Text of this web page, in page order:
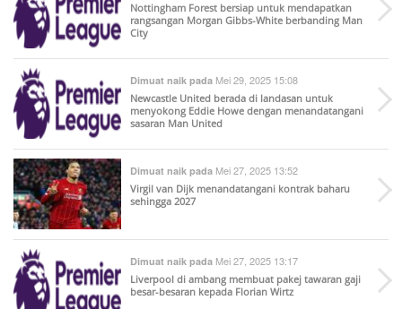
Nottingham Forest bersiap untuk mendapatkan
rangsangan Morgan Gibbs-White berbanding Man
City
Dimuat naik pada Mei 29, 2025 15:08
Newcastle United berada di landasan untuk
menyokong Eddie Howe dengan menandatangani
sasaran Man United
Dimuat naik pada Mei 27, 2025 13:52
Virgil van Dijk menandatangani kontrak baharu
sehingga 2027
Dimuat naik pada Mei 27, 2025 13:17
Liverpool di ambang membuat pakej tawaran gaji
besar-besaran kepada Florian Wirtz